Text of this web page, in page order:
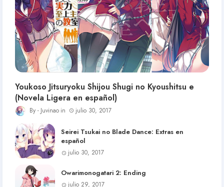
Youkoso Jitsuryoku Shijou Shugi no Kyoushitsu e
(Novela Ligera en español)
Juvinao julio 30, 2017
Seirei Tsukai no Blade Dance: Extras en
español
julio 30, 2017
Owarimonogatari 2: Ending
julio 29, 2017